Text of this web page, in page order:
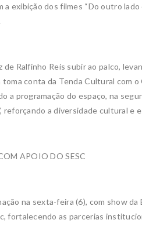
exibição dos filmes “Do outro lado
de Ralfinho Reis subir ao palco,
toma conta da Tenda Cultural com
a programação do espaço, na
reforçando a diversidade cultural e
APOIO DO SESC
na sexta-feira (6), com show
fortalecendo as parcerias